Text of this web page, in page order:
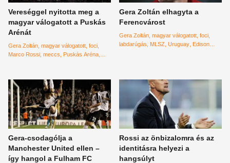
Vereséggel nyitotta meg a
magyar válogatott a Puskás
Arénát
Gera Zoltán magyar válogatott foci
Marco Rossi meccs
Puskás Aréna
Gera Zoltán elhagyta a
Ferencvárost
Gera Zoltán magyar válogatott foci
labdarúgás
MLSZ Uruguay Edison
Gera-csodagólja a
Manchester United ellen –
így hangol a Fulham FC
Rossi az önbizalomra és az
identitásra helyezi a
hangsúlyt